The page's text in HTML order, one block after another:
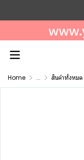
Home ... สินค้าทั้งหมด